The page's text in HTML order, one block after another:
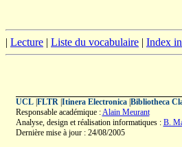
| Lecture | Liste du vocabulaire | Index
UCL| FLTR| Itinera Electronica| Bibliotheca
Responsable académique :Alain Meurant
Analyse, design et réalisation informatiques : B.
Dernière mise à jour : 24/08/2005